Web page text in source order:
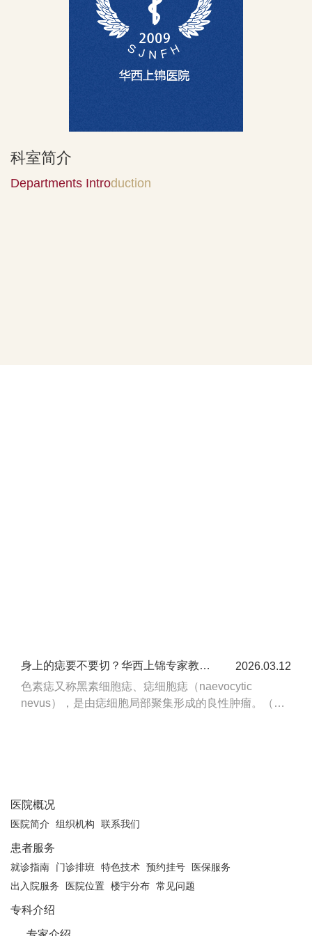
科室简介
Departments Introduction
身上的痣要不要切？华西上锦专家教你识别恶性黑色素瘤危险信号
2026.03.12
色素痣又称黑素细胞痣、痣细胞痣（naevocytic
nevus），是由痣细胞局部聚集形成的良性肿瘤。（划
医院概况
医院简介 组织机构 联系我们
患者服务
就诊指南 门诊排班 特色技术 预约挂号
医保服务
出入院服务
医院位置 楼宇分布 常见问题
专科介绍